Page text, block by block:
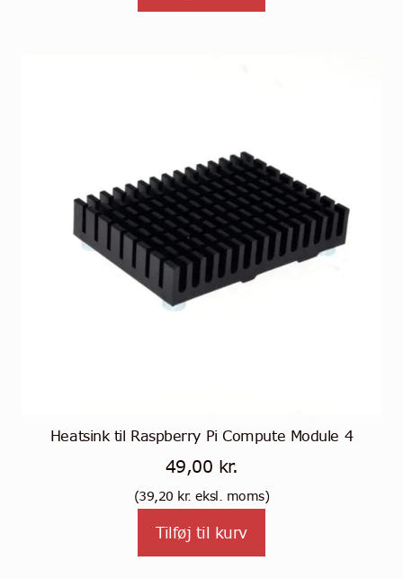
Heatsink til Raspberry Pi Compute Module 4
49,00 kr.
(39,20 kr. eksl. moms)
Tilføj til kurv